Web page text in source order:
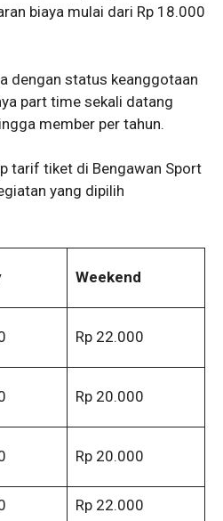
biaya mulai dari Rp 18.000
dengan status keanggotaan
part time sekali datang
member per tahun.
tarif tiket di Bengawan Sport
yang dipilih
Weekend
Rp 22.000
Rp 20.000
Rp 20.000
Rp 22.000